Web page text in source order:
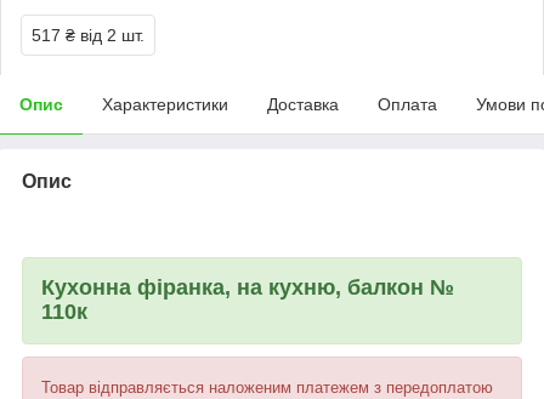
517 ₴ від 2 шт.
Опис Характеристики Доставка Оплата Умови
Опис
Кухонна фіранка, на кухню, балкон №
110к
Товар відправляється наложеним платежем з передоплатою